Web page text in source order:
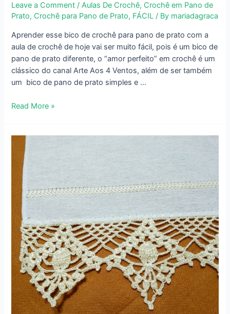
Leave a Comment /Aulas De Crochê, Crochê em Pano de
Prato, Crochê para Pano de Prato, FÁCIL / By mariadagraca
Aprender esse bico de crochê para pano de prato com a
aula de crochê de hoje vai ser muito fácil, pois é um bico de
pano de prato diferente, o “amor perfeito” em crochê é um
clássico do canal Arte Aos 4 Ventos, além de ser também
um bico de pano de prato simples e …
Bico
para
Pano
Prato
Amor
Perfeito
726
Read More »